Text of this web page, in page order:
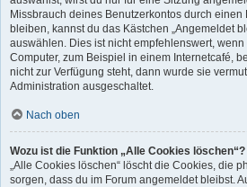
Missbrauch deines Benutzerkontos durch einen
bleiben, kannst du das Kästchen „Angemeldet
auswählen. Dies ist nicht empfehlenswert,
Computer, zum Beispiel in einem Internetcafé,
nicht zur Verfügung steht, dann wurde sie
Administration ausgeschaltet.
Nach oben
Wozu ist die Funktion „Alle Cookies löschen“?
„Alle Cookies löschen“ löscht die Cookies, die
sorgen, dass du im Forum angemeldet bleibst.